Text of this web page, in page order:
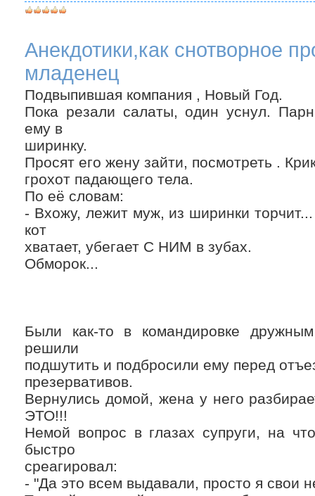
Анекдотики,как снотворное
младенец
Подвыпившая компания , Новый Год.
Пока резали салаты, один уснул.
ему в
ширинку.
Просят его жену зайти, посмотреть .
грохот падающего тела.
По её словам:
- Вхожу, лежит муж, из ширинки
кот
хватает, убегает С НИМ в зубах.
Обморок...
Были как-то в командировке
решили
подшутить и подбросили ему перед
презервативов.
Вернулись домой, жена у него
ЭТО!!!
Немой вопрос в глазах супруги, на
быстро
среагировал:
- "Да это всем выдавали, просто я свои